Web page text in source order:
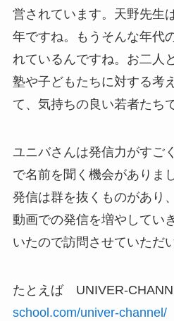
営されています。天野先生
年ですね。もうそんな年代
れているんですね。お二人
塾や子どもたちに対する考
て、気持ちの良い若者たち
ユニバさんは発信力がすご
で名前を聞く機会がありま
発信は群を抜くものがあり
動画での発信を増やしてい
いたので訪問させていただ
たとえば UNIVER-
school.com/univer-channel/